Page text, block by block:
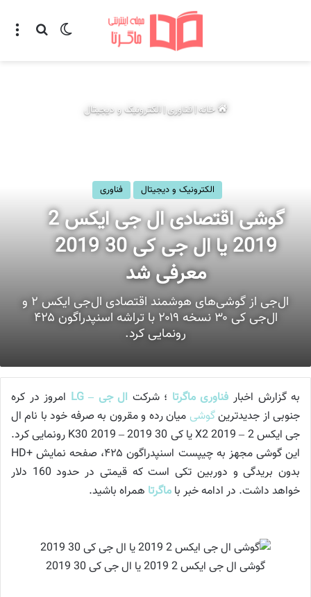
تغییر پوسته
خانه|فناوری|الکترونیک و دیجیتال
الکترونیک و دیجیتال فناوری
گوشی اقتصادی ال‌ جی ایکس 2
2019 یا ال جی کی 30 2019
معرفی شد
ال‌جی از گوشی‌های هوشمند اقتصادی ال‌جی ایکس ۲ و
ال‌جی کی ۳۰ نسخه‌‌ ۲۰۱۹ با تراشه‌ اسنپدراگون ۴۲۵
رونمایی کرد.
به گزارش اخبار فناوریماگرتا ؛ شرکت ال جی – LG
امروز در کره
جنوبی از جدیدترینگوشی میان رده و مقرون به صرفه خود با نام ال
جی ایکس 2 – X2 2019 یا کی 30 2019 – K30 2019 رونمایی کرد.
این گوشی مجهز به چیپست اسنپدراگون ۴۲۵، صفحه نمایش +HD
بدون بریدگی و دوربین تکی است که قیمتی در حدود 160 دلار
خواهد داشت. در ادامه خبر با ماگرتا همراه باشید.
گوشی ال‌ جی ایکس 2 2019 یا ال جی کی 30 2019